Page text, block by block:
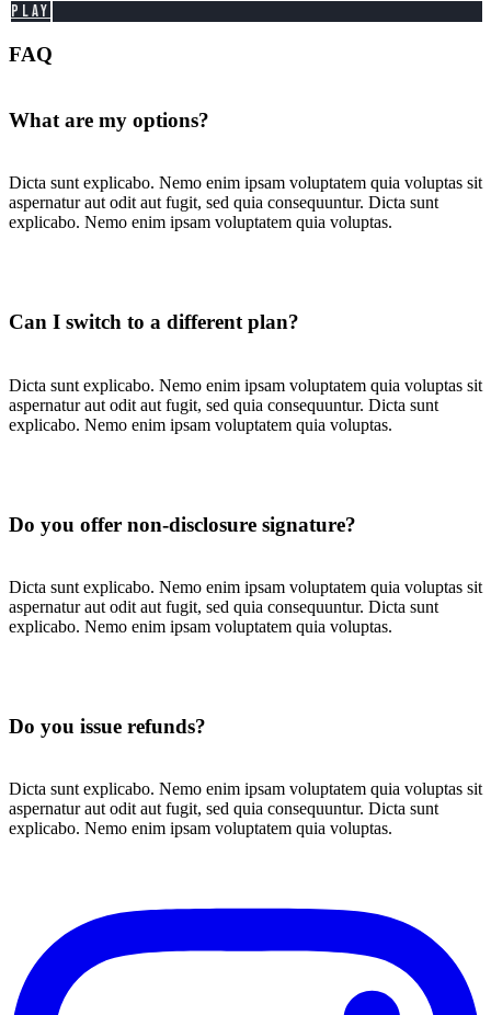
PLAY
FAQ
What are my options?
Dicta sunt explicabo. Nemo enim ipsam voluptatem quia voluptas sit
aspernatur aut odit aut fugit, sed quia consequuntur. Dicta sunt
explicabo. Nemo enim ipsam voluptatem quia voluptas.
Can I switch to a different plan?
Dicta sunt explicabo. Nemo enim ipsam voluptatem quia voluptas sit
aspernatur aut odit aut fugit, sed quia consequuntur. Dicta sunt
explicabo. Nemo enim ipsam voluptatem quia voluptas.
Do you offer non-disclosure signature?
Dicta sunt explicabo. Nemo enim ipsam voluptatem quia voluptas sit
aspernatur aut odit aut fugit, sed quia consequuntur. Dicta sunt
explicabo. Nemo enim ipsam voluptatem quia voluptas.
Do you issue refunds?
Dicta sunt explicabo. Nemo enim ipsam voluptatem quia voluptas sit
aspernatur aut odit aut fugit, sed quia consequuntur. Dicta sunt
explicabo. Nemo enim ipsam voluptatem quia voluptas.